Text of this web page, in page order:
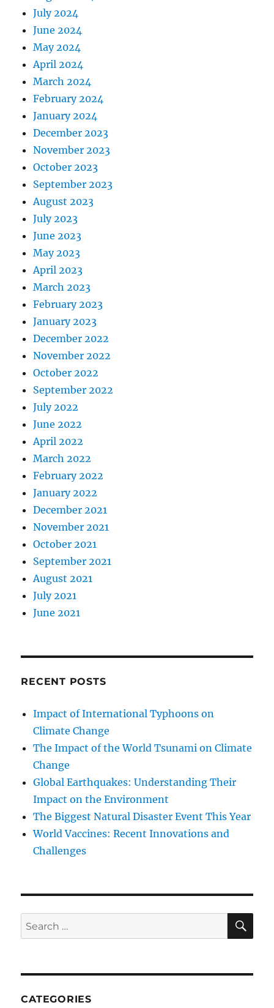
July 2024
June 2024
May 2024
April 2024
March 2024
February 2024
January 2024
December 2023
November 2023
October 2023
September 2023
August 2023
July 2023
June 2023
May 2023
April 2023
March 2023
February 2023
January 2023
December 2022
November 2022
October 2022
September 2022
July 2022
June 2022
April 2022
March 2022
February 2022
January 2022
December 2021
November 2021
October 2021
September 2021
August 2021
July 2021
June 2021
RECENT POSTS
Impact of International Typhoons on
Climate Change
The Impact of the World Tsunami on Climate
Change
Global Earthquakes: Understanding Their
Impact on the Environment
The Biggest Natural Disaster Event This Year
World Vaccines: Recent Innovations and
Challenges
Search
for:
CATEGORIES